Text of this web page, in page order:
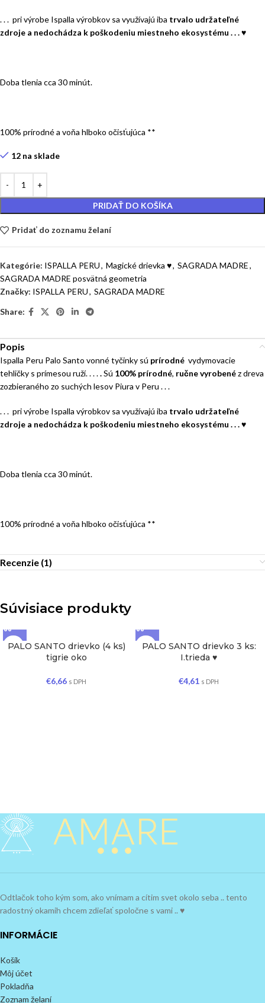
. . . pri výrobe Ispalla výrobkov sa využívajú iba trvalo udržateľné
zdroje a nedochádza k poškodeniu miestneho ekosystému . . . ♥
Doba tlenia cca 30 minút.
100% prírodné a voňa hlboko očisťujúca **
12 na sklade
PRIDAŤ DO KOŠÍKA
Pridať do zoznamu želaní
Kategórie: ISPALLA PERU, Magické drievka ♥, SAGRADA MADRE,
SAGRADA MADRE posvätná geometria
Značky: ISPALLA PERU, SAGRADA MADRE
Share:
Popis
Ispalla Peru Palo Santo vonné tyčinky sú prírodné vydymovacie
tehličky s prímesou ruží. . . ..Sú 100% prírodné, ručne vyrobenéz dreva
zozbieraného zo suchých lesov Piura v Peru . . .
. . . pri výrobe Ispalla výrobkov sa využívajú iba trvalo udržateľné
zdroje a nedochádza k poškodeniu miestneho ekosystému . . . ♥
Doba tlenia cca 30 minút.
100% prírodné a voňa hlboko očisťujúca **
Recenzie (1)
Súvisiace produkty
PALO SANTO drievko (4 ks)
tigrie oko
€6,66 s DPH
PALO SANTO drievko 3 ks:
I.trieda ♥
€4,61 s DPH
Odtlačok toho kým som, ako vnímam a cítim svet okolo seba .. tento
radostný okamih chcem zdieľať spoločne s vami .. ♥
INFORMÁCIE
Košík
Môj účet
Pokladňa
Zoznam želaní